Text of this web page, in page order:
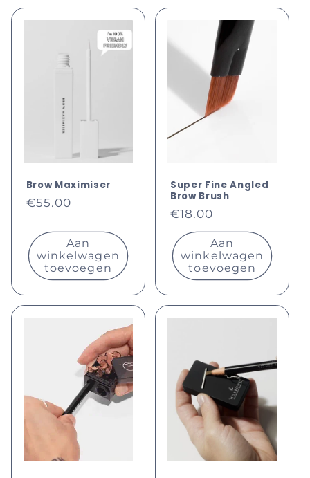
Brow Maximiser
Normale
€55.00
Aan
winkelwagen
toevoegen
Super Fine Angled
Brow Brush
Normale
prijs
€18.00
Aan
winkelwagen
toevoegen